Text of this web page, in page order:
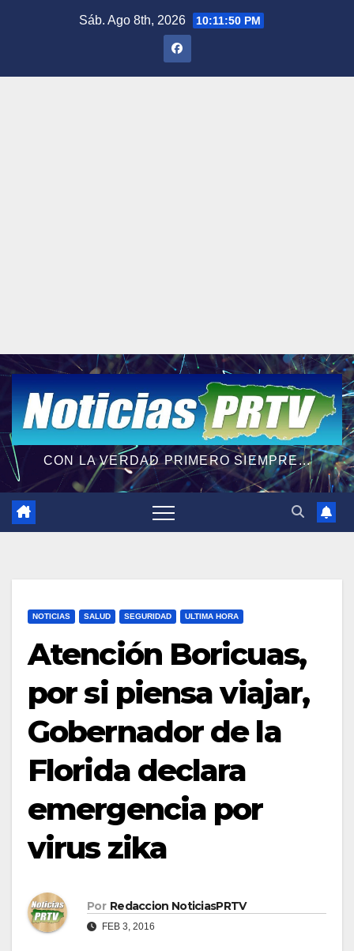
Sáb. Ago 8th, 2026 10:11:51 PM
CON LA VERDAD PRIMERO SIEMPRE...
NOTICIAS SALUD SEGURIDAD ULTIMA HORA
Atención Boricuas,
por si piensa viajar,
Gobernador de la
Florida declara
emergencia por
virus zika
Por Redaccion NoticiasPRTV
FEB 3, 2016